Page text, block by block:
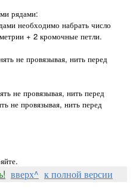
рядами:
необходимо набрать число
+ 2 кромочные петли.
не провязывая, нить перед
не провязывая, нить перед
не провязывая, нить перед
вверх^ к полной версии